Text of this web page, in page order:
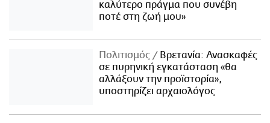
καλύτερο πράγμα που συνέβη
ποτέ στη ζωή μου»
Πολιτισμός
Βρετανία: Ανασκαφές
σε πυρηνική εγκατάσταση «θα
αλλάξουν την προϊστορία»,
υποστηρίζει αρχαιολόγος